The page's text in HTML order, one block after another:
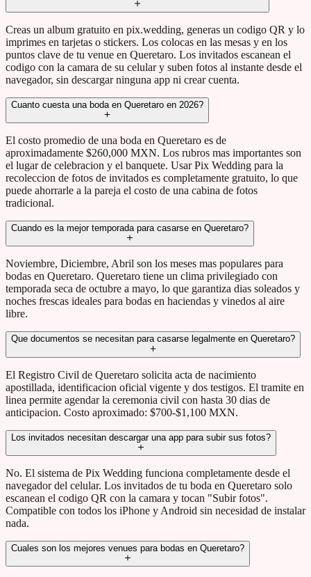
Creas un album gratuito en pix.wedding, generas un codigo QR y lo
imprimes en tarjetas o stickers. Los colocas en las mesas y en los
puntos clave de tu venue en Queretaro. Los invitados escanean el
codigo con la camara de su celular y suben fotos al instante desde el
navegador, sin descargar ninguna app ni crear cuenta.
Cuanto cuesta una boda en Queretaro en 2026?
El costo promedio de una boda en Queretaro es de
aproximadamente $260,000 MXN. Los rubros mas importantes son
el lugar de celebracion y el banquete. Usar Pix Wedding para la
recoleccion de fotos de invitados es completamente gratuito, lo que
puede ahorrarle a la pareja el costo de una cabina de fotos
tradicional.
Cuando es la mejor temporada para casarse en Queretaro?
Noviembre, Diciembre, Abril son los meses mas populares para
bodas en Queretaro. Queretaro tiene un clima privilegiado con
temporada seca de octubre a mayo, lo que garantiza dias soleados y
noches frescas ideales para bodas en haciendas y vinedos al aire
libre.
Que documentos se necesitan para casarse legalmente en Queretaro?
El Registro Civil de Queretaro solicita acta de nacimiento
apostillada, identificacion oficial vigente y dos testigos. El tramite en
linea permite agendar la ceremonia civil con hasta 30 dias de
anticipacion. Costo aproximado: $700-$1,100 MXN.
Los invitados necesitan descargar una app para subir sus fotos?
No. El sistema de Pix Wedding funciona completamente desde el
navegador del celular. Los invitados de tu boda en Queretaro solo
escanean el codigo QR con la camara y tocan "Subir fotos".
Compatible con todos los iPhone y Android sin necesidad de instalar
nada.
Cuales son los mejores venues para bodas en Queretaro?